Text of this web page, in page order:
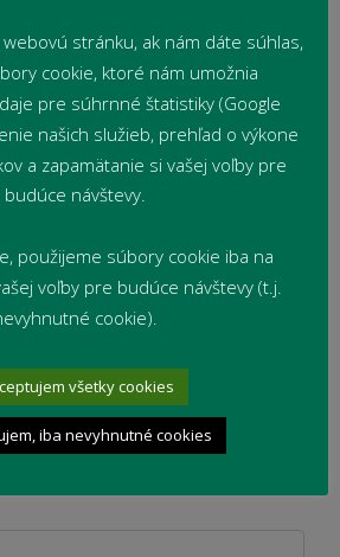
pneuservisu DA
Súťaže
o titul „Najlepší team
Súťaže sa zúčastnili žiaci
učebného odboru
stránku, ak nám dáte súhlas,
cookie, ktoré nám umožnia
pre súhrnné štatistiky (Google
našich služieb, prehľad o výkone
a zapamätanie si vašej voľby pre
budúce návštevy.
použijeme súbory cookie iba na
voľby pre budúce návštevy (t.j.
cookie).
všetky cookies
iba nevyhnutné cookies